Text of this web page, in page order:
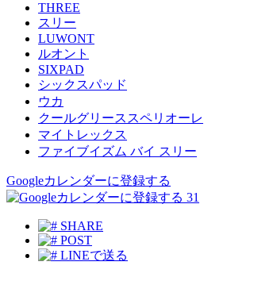
THREE
スリー
LUWONT
ルオント
SIXPAD
シックスパッド
ウカ
クールグリーススペリオーレ
マイトレックス
ファイブイズム バイ スリー
Googleカレンダーに登録する
31
SHARE
POST
LINEで送る